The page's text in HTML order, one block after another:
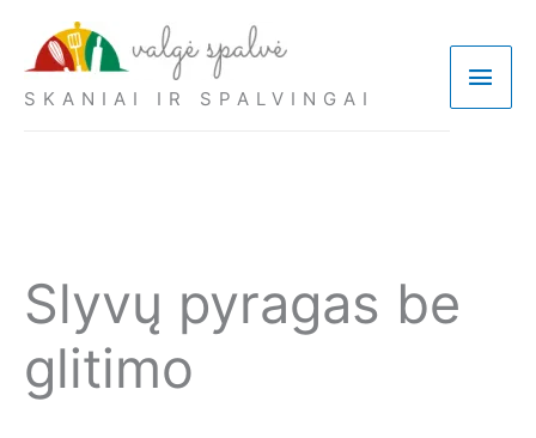
SKANIAI IR SPALVINGAI
Slyvų pyragas be
glitimo